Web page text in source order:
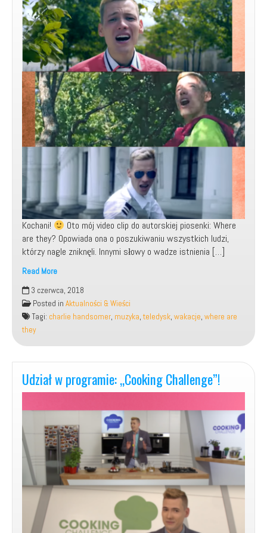
Kochani!
Oto mój video clip do autorskiej piosenki: Where
are they? Opowiada ona o poszukiwaniu wszystkich ludzi,
którzy nagle zniknęli. Innymi słowy o wadze istnienia […]
Read More
Teledysk
do
mojej
piosenki:
„Where
are
they”?
(Charlie
Handsomer)
3 czerwca, 2018
Posted in Aktualności & Wieści
Tagi: charlie handsomer, muzyka,teledysk, wakacje, where are
they
Udział w programie: „Cooking Challenge”!